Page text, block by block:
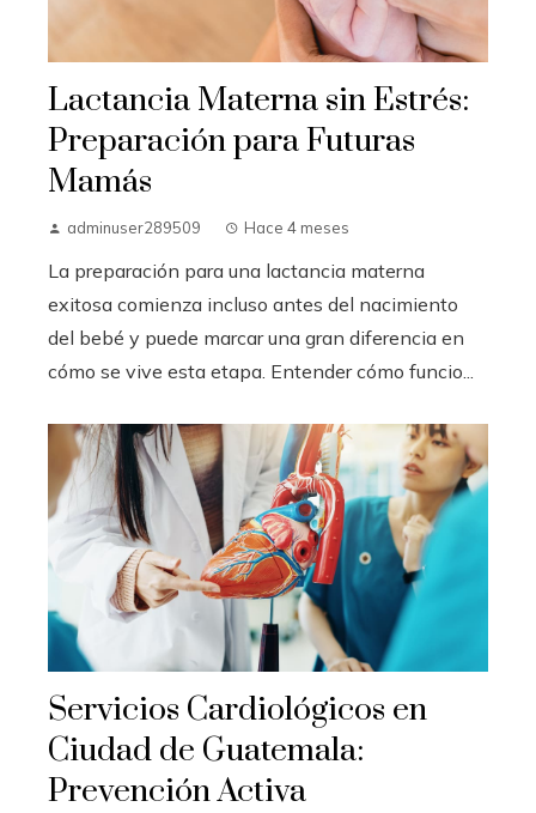
Lactancia Materna sin Estrés:
Preparación para Futuras
Mamás
adminuser289509 Hace 4 meses
La preparación para una lactancia materna
exitosa comienza incluso antes del nacimiento
del bebé y puede marcar una gran diferencia en
cómo se vive esta etapa. Entender cómo funcio...
Servicios Cardiológicos en
Ciudad de Guatemala:
Prevención Activa